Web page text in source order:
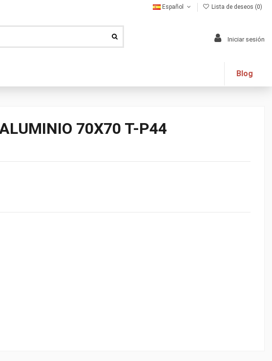
Español Lista de deseos (0)
Iniciar sesión
Blog
70X70 T-P44